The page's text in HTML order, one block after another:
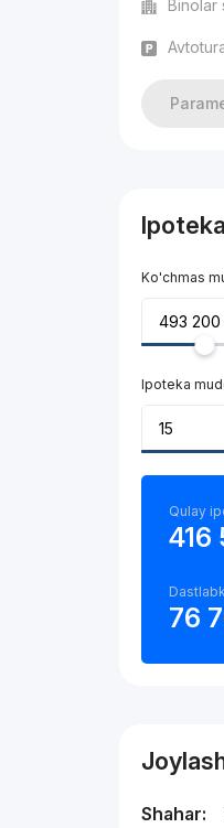
Binolar
Ko'chmas
Ipoteka
Qulay
416
76
Shahar: